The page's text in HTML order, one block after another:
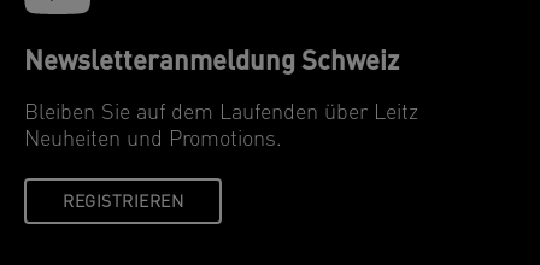
Newsletteranmeldung Schweiz
Bleiben Sie auf dem Laufenden über Leitz
Neuheiten und Promotions.
REGISTRIEREN